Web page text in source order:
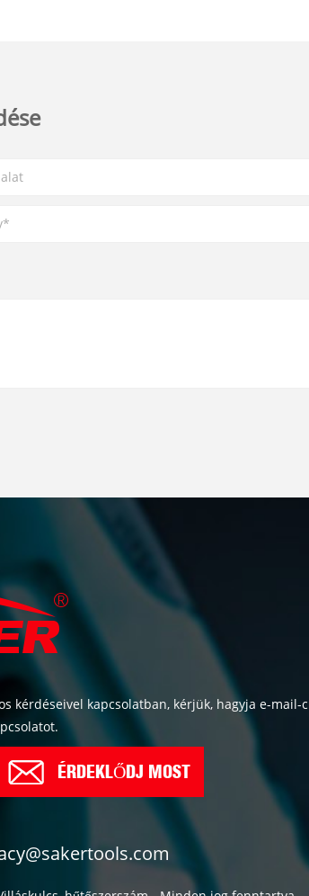
kérdéseivel kapcsolatban, kérjük, hagyja e-mail-
ÉRDEKLŐDJ MOST